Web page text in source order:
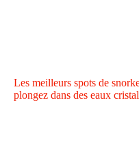
Les meilleurs spots de
plongez dans des eaux